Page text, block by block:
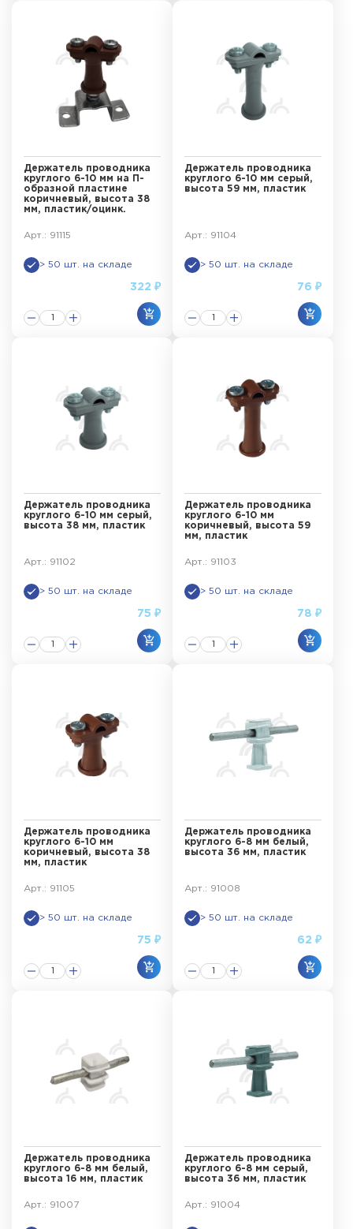
Держатель проводника
круглого 6-10 мм на П-
образной пластине
коричневый, высота 38
мм, пластик/оцинк.
Арт.: 91115
> 50 шт. на складе
322 ₽
Держатель проводника
круглого 6-10 мм серый,
высота 59 мм, пластик
Арт.: 91104
> 50 шт. на складе
76 ₽
Держатель проводника
круглого 6-10 мм серый,
высота 38 мм, пластик
Арт.: 91102
> 50 шт. на складе
75 ₽
Держатель проводника
круглого 6-10 мм
коричневый, высота 59
мм, пластик
Арт.: 91103
> 50 шт. на складе
78 ₽
Держатель проводника
круглого 6-10 мм
коричневый, высота 38
мм, пластик
Арт.: 91105
> 50 шт. на складе
75 ₽
Держатель проводника
круглого 6-8 мм белый,
высота 36 мм, пластик
Арт.: 91008
> 50 шт. на складе
62 ₽
Держатель проводника
круглого 6-8 мм белый,
высота 16 мм, пластик
Арт.: 91007
Держатель проводника
круглого 6-8 мм серый,
высота 36 мм, пластик
Арт.: 91004